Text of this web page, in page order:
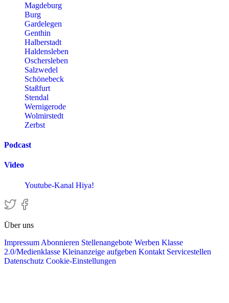
Magdeburg
Burg
Gardelegen
Genthin
Halberstadt
Haldensleben
Oschersleben
Salzwedel
Schönebeck
Staßfurt
Stendal
Wernigerode
Wolmirstedt
Zerbst
Podcast
Video
Youtube-Kanal Hiya!
Über uns
Impressum Abonnieren Stellenangebote Werben Klasse
2.0/Medienklasse Kleinanzeige aufgeben Kontakt Servicestellen
Datenschutz Cookie-Einstellungen